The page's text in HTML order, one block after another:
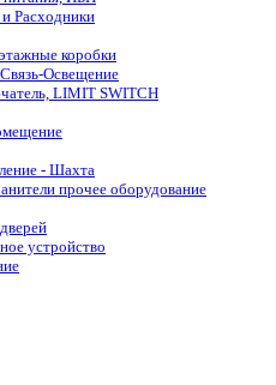
Расходники
коробки
Освещение
LIMIT SWITCH
- Шахта
прочее оборудование
устройство